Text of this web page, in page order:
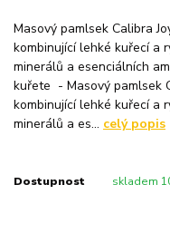
Masový pamlsek Calibra
kombinující lehké kuřecí a
minerálů a esenciálních
kuřete - Masový pamlsek
kombinující lehké kuřecí a
minerálů a es... celý popis
Dostupnost skladem